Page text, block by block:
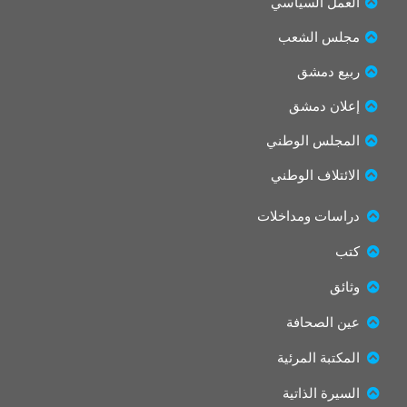
مجلس الشعب
ربيع دمشق
إعلان دمشق
المجلس الوطني
الائتلاف الوطني
دراسات ومداخلات
كتب
وثائق
عين الصحافة
المكتبة المرئية
السيرة الذاتية